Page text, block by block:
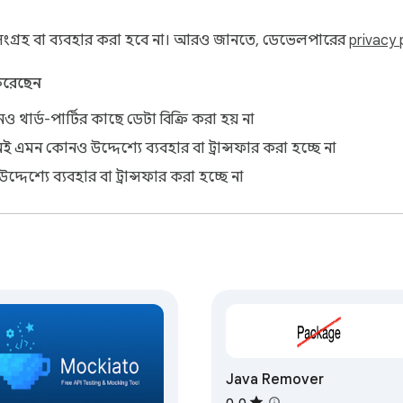
নির্দিষ্ট স্থিতি কোড, প্রান্তের ক্ষেত্রে পে-লোড, খালি অ্যারে,
করুন, সরাসরি ডেভটুলসে।
কাস্টম প্রতিক্রিয়ার জন্য পূর্ণ সমর্থন।
বা ব্যবহার করা হবে না। আরও জানতে, ডেভেলপারেরprivacy
থার্ড-পার্টির কাছে ডেটা বিক্রি করা হয় না
কোনও উদ্দেশ্যে ব্যবহার বা ট্রান্সফার করা হচ্ছে না
ব্যবহার বা ট্রান্সফার করা হচ্ছে না
Java Remover